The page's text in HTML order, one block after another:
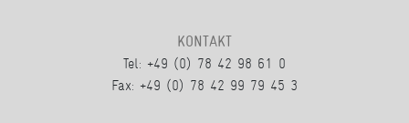
KONTAKT
Tel: +49 (0) 78 42 98 61 0
Fax: +49 (0) 78 42 99 79 45 3